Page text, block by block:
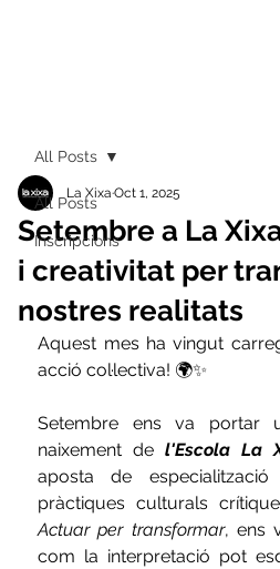
All Posts
Inscripcions
All Posts
Setembre a La
i creativitat per
nostres realitats
La XixaOct 1, 2025
Aquest mes ha vingut
acció col·lectiva! 🌍✨
Setembre ens va portar
naixement de l'Escola La
aposta de
Actuar per transformar, ens
com la interpretació pot